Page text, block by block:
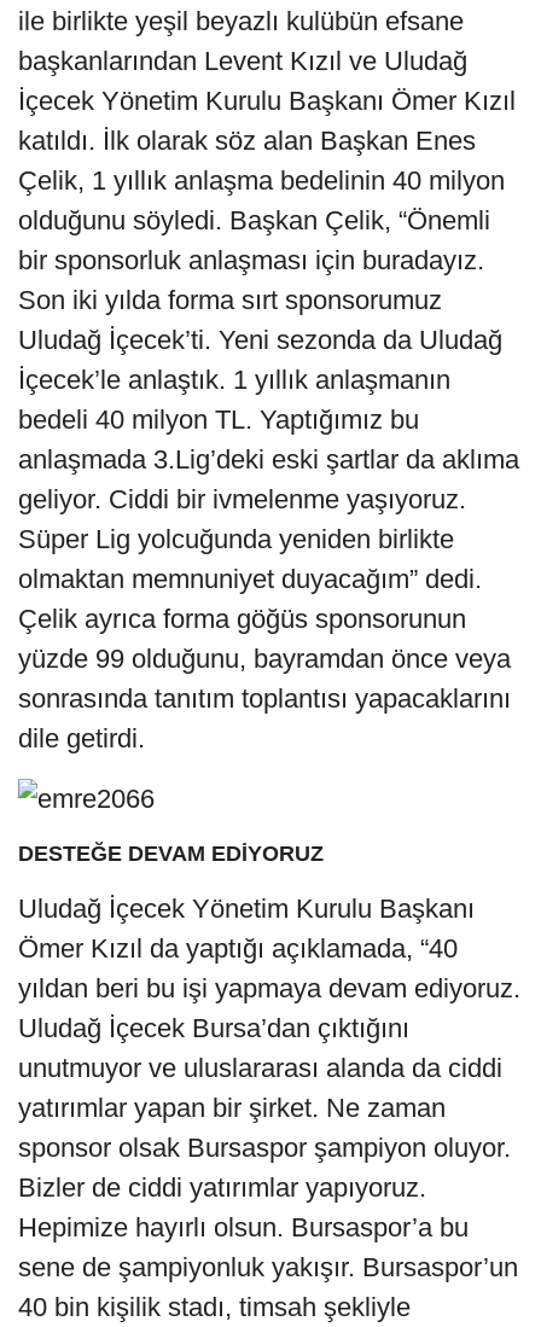
ile birlikte yeşil beyazlı kulübün efsane
başkanlarından Levent Kızıl ve Uludağ
İçecek Yönetim Kurulu Başkanı Ömer Kızıl
katıldı. İlk olarak söz alan Başkan Enes
Çelik, 1 yıllık anlaşma bedelinin 40 milyon
olduğunu söyledi. Başkan Çelik, “Önemli
bir sponsorluk anlaşması için buradayız.
Son iki yılda forma sırt sponsorumuz
Uludağ İçecek’ti. Yeni sezonda da Uludağ
İçecek’le anlaştık. 1 yıllık anlaşmanın
bedeli 40 milyon TL. Yaptığımız bu
anlaşmada 3.Lig’deki eski şartlar da aklıma
geliyor. Ciddi bir ivmelenme yaşıyoruz.
Süper Lig yolcuğunda yeniden birlikte
olmaktan memnuniyet duyacağım” dedi.
Çelik ayrıca forma göğüs sponsorunun
yüzde 99 olduğunu, bayramdan önce veya
sonrasında tanıtım toplantısı yapacaklarını
dile getirdi.
DESTEĞE DEVAM EDİYORUZ
Uludağ İçecek Yönetim Kurulu Başkanı
Ömer Kızıl da yaptığı açıklamada, “40
yıldan beri bu işi yapmaya devam ediyoruz.
Uludağ İçecek Bursa’dan çıktığını
unutmuyor ve uluslararası alanda da ciddi
yatırımlar yapan bir şirket. Ne zaman
sponsor olsak Bursaspor şampiyon oluyor.
Bizler de ciddi yatırımlar yapıyoruz.
Hepimize hayırlı olsun. Bursaspor’a bu
sene de şampiyonluk yakışır. Bursaspor’un
40 bin kişilik stadı, timsah şekliyle